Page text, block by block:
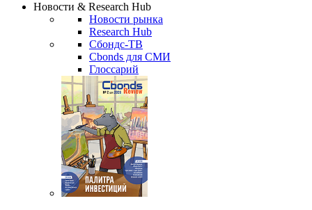
Новости & Research Hub
Новости рынка
Research Hub
Сбондс-ТВ
Cbonds для СМИ
Глоссарий